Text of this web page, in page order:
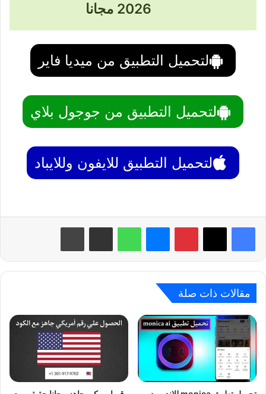
2026 مجانا
لتحميل التطبيق من ميديا فاير
لتحميل التطبيق من جوجول بلاي
لتحميل التطبيق للايفون وللايباد
بينتيريست واتساب
مقالات ذات صلة